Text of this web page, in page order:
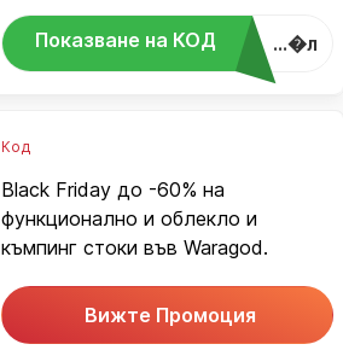
Показване на КОД ...�л
Код
Black Friday до -60% на
функционално и облекло и
къмпинг стоки във Waragod.
Вижте Промоция